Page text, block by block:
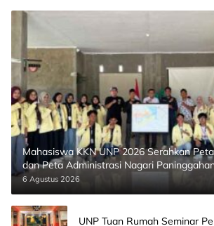
Mahasiswa KKN UNP 2026 Serahkan
dan Peta Administrasi Nagari
6 Agustus 2026
UNP Tuan Rumah Seminar